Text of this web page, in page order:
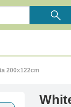
200x122cm